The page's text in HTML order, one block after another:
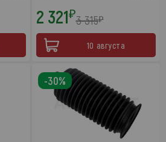
2 321₽3 315₽
10 августа
-30%